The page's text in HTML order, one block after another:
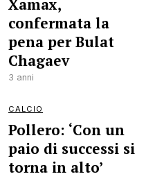
Xamax,
confermata la
pena per Bulat
Chagaev
3 anni
CALCIO
Pollero: ‘Con un
paio di successi si
torna in alto’